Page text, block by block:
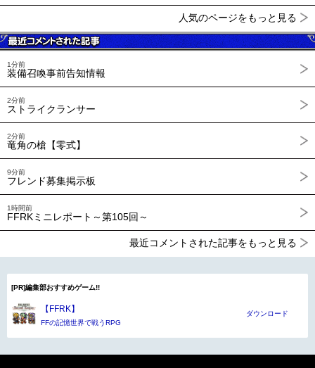
人気のページをもっと見る
1分前
装備召喚事前告知情報
2分前
ストライクランサー
2分前
竜角の槍【零式】
9分前
フレンド募集掲示板
1時間前
FFRKミニレポート～第105回～
最近コメントされた記事をもっと見る
[PR]編集部おすすめゲーム!!
【FFRK】
FFの記憶世界で戦うRPG
ダウンロード